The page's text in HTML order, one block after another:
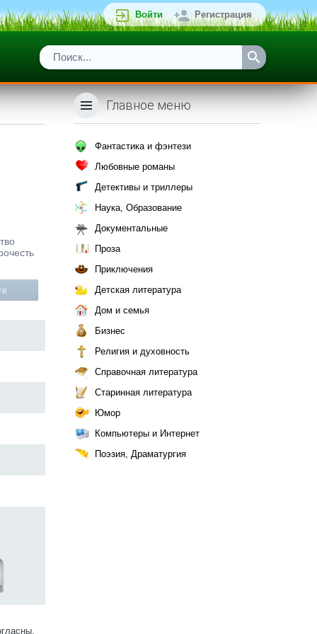
Войти Регистрация
Главное меню
Фантастика и фэнтези
Любовные романы
Детективы и триллеры
Наука, Образование
Документальные
Проза
Приключения
Детская литература
Дом и семья
Бизнес
Религия и духовность
Справочная литература
Старинная литература
Юмор
Компьютеры и Интернет
Поэзия, Драматургия